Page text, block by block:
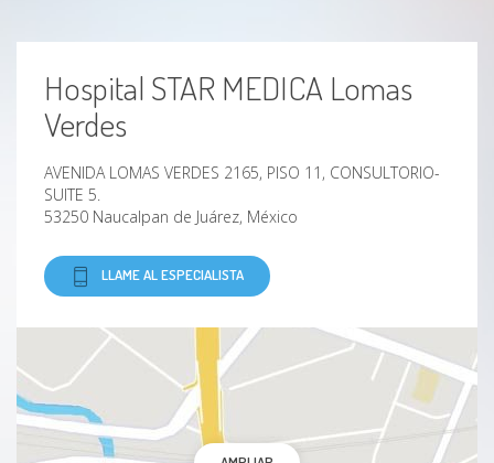
Dolor de hombro
Dolor de rodilla
Fracturas
Esguinces
Pinzamiento Subacromial
Quiste de Baker
Hospital STAR MEDICA Lomas
Verdes
AVENIDA LOMAS VERDES 2165, PISO 11, CONSULTORIO-
SUITE 5.
53250 Naucalpan de Juárez, México
LLAME AL ESPECIALISTA